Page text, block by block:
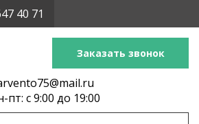
пт: с 9:00 до 19:00
Заказать звонок
40 71